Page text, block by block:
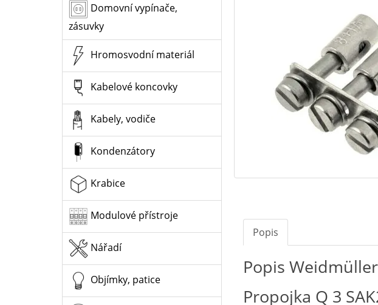
Domovní vypínače,
zásuvky
Hromosvodní materiál
Kabelové koncovky
Kabely, vodiče
Kondenzátory
Krabice
Modulové přístroje
Nářadí
Objímky, patice
Popis
Popis
Propojka Q 3